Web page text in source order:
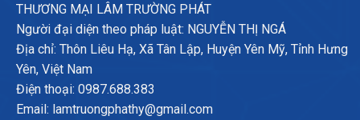
THƯƠNG MẠI LÂM TRƯỜNG PHÁT
Người đại diện theo pháp luật: NGUYỄN THỊ NGÁ
Địa chỉ: Thôn Liêu Hạ, Xã Tân Lập, Huyện Yên Mỹ, Tỉnh Hưng
Yên, Việt Nam
Điện thoại: 0987.688.383
Email: lamtruongphathy@gmail.com